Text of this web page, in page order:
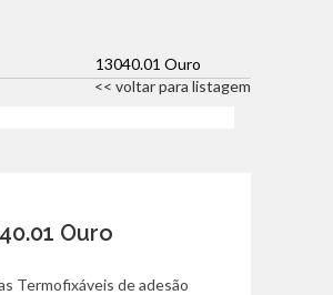
13040.01 Ouro
<< voltar para listagem
Ouro
Termofixáveis de adesão